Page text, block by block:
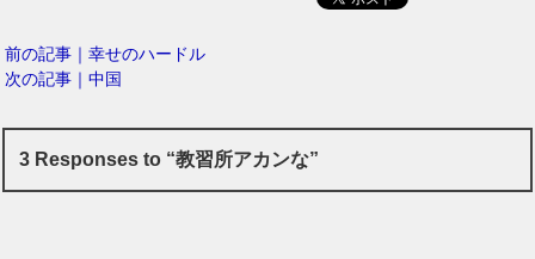
前の記事｜幸せのハードル
次の記事｜中国
3 Responses to “教習所アカンな”